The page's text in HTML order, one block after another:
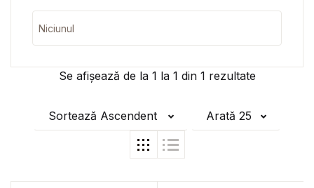
Se afișează de la 1 la 1 din 1 rezultate
Sortează Ascendent Arată 25